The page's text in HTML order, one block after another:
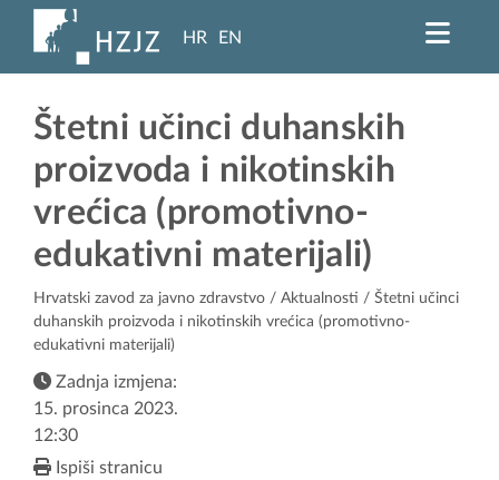
HR EN
Štetni učinci duhanskih
proizvoda i nikotinskih
vrećica (promotivno-
edukativni materijali)
Hrvatski zavod za javno zdravstvo / Aktualnosti / Štetni učinci
duhanskih proizvoda i nikotinskih vrećica (promotivno-
edukativni materijali)
Zadnja izmjena:
15. prosinca 2023.
12:30
Ispiši stranicu